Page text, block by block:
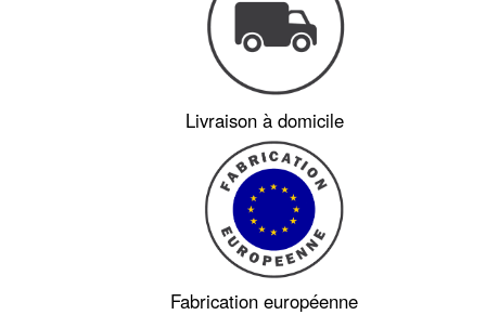
Livraison à domicile
Fabrication européenne